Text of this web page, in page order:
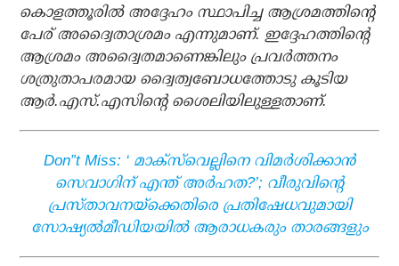
കൊളത്തൂരില്‍ അദ്ദേഹം സ്ഥാപിച്ച ആശ്രമത്തിന്റെ
പേര് അദ്വൈതാശ്രമം എന്നുമാണ്. ഇദ്ദേഹത്തിന്റെ
ആശ്രമം അദ്വൈതമാണെങ്കിലും പ്രവര്‍ത്തനം
ശത്രുതാപരമായ ദ്വൈത്വബോധത്തോടു കൂടിയ
ആര്‍.എസ്.എസിന്റെ ശൈലിയിലുള്ളതാണ്.
Don”t Miss: ‘ മാക്‌സ്‌വെല്ലിനെ വിമര്‍ശിക്കാന്‍
സെവാഗിന് എന്ത് അര്‍ഹത?’; വീരുവിന്റെ
പ്രസ്താവനയ്‌ക്കെതിരെ പ്രതിഷേധവുമായി
സോഷ്യല്‍മീഡിയയില്‍ ആരാധകരും താരങ്ങളും